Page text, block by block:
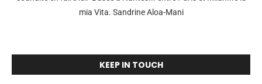
mia Vita. Sandrine Aloa-Mani
KEEP IN TOUCH